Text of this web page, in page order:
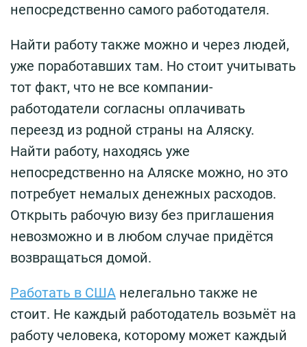
непосредственно самого работодателя.
Найти работу также можно и через людей,
уже поработавших там. Но стоит учитывать
тот факт, что не все компании-
работодатели согласны оплачивать
переезд из родной страны на Аляску.
Найти работу, находясь уже
непосредственно на Аляске можно, но это
потребует немалых денежных расходов.
Открыть рабочую визу без приглашения
невозможно и в любом случае придётся
возвращаться домой.
Работать в США нелегально также не
стоит. Не каждый работодатель возьмёт на
работу человека, которому может каждый